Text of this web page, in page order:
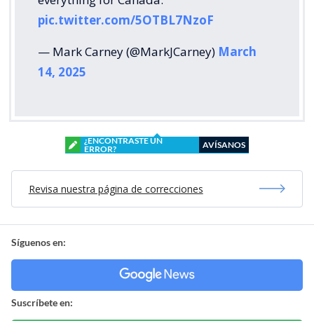
pic.twitter.com/5OTBL7NzoF
— Mark Carney (@MarkJCarney) March
14, 2025
¿ENCONTRASTE UN
ERROR?
AVÍSANOS
Revisa nuestra página de correcciones
Síguenos en:
Suscríbete en: